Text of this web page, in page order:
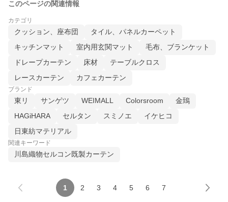
このページの関連情報
カテゴリ
クッション、座布団
タイル、パネルカーペット
キッチンマット
室内用玄関マット
毛布、ブランケット
ドレープカーテン
床材
テーブルクロス
レースカーテン
カフェカーテン
ブランド
東リ サンゲツ WEIMALL Colorsroom
金鵄
HAGiHARA
セルタン スミノエ
イケヒコ
日東紡マテリアル
関連キーワード
川島織物セルコン既製カーテン
1 2 3 4 5 6 7